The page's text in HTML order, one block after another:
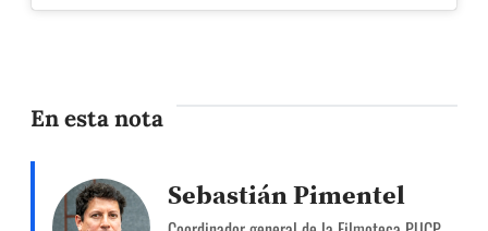
En esta nota
Sebastián Pimentel